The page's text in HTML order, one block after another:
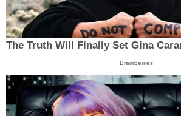
The Truth Will Finally Set Gina
Brainberries